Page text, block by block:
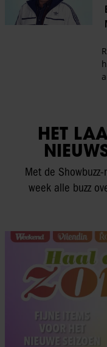
HET
Met de
week alle buzz